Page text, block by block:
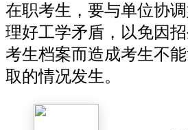
在职考生，要与单位协
理好工学矛盾，以免因
考生档案而造成考生不
取的情况发生。